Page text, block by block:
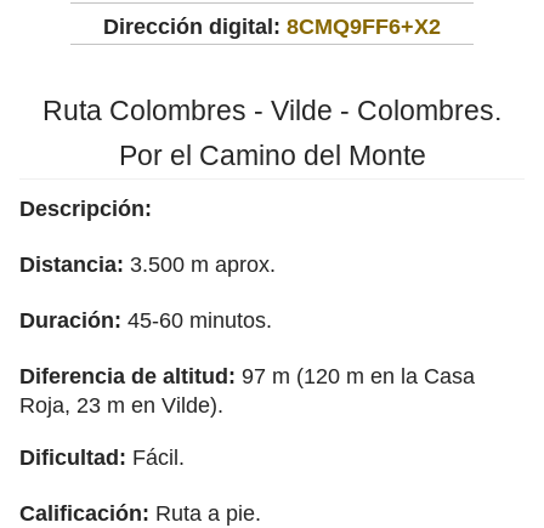
Dirección digital: 8CMQ9FF6+X2
Ruta Colombres - Vilde - Colombres.
Por el Camino del Monte
Descripción:
Distancia: 3.500 m aprox.
Duración: 45-60 minutos.
Diferencia de altitud: 97 m (120 m en la Casa
Roja, 23 m en Vilde).
Dificultad: Fácil.
Calificación: Ruta a pie.